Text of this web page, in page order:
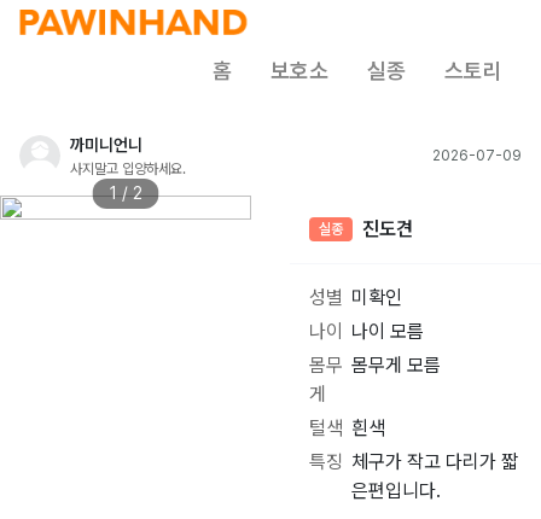
홈 보호소 실종 스토리
까미니언니
사지말고 입양하세요.
2026-07-09
1 / 2
실종 진도견
성별 미확인
나이
나이 모름
몸무
게
몸무게 모름
털색 흰색
특징 체구가 작고 다리가 짧
은편입니다.